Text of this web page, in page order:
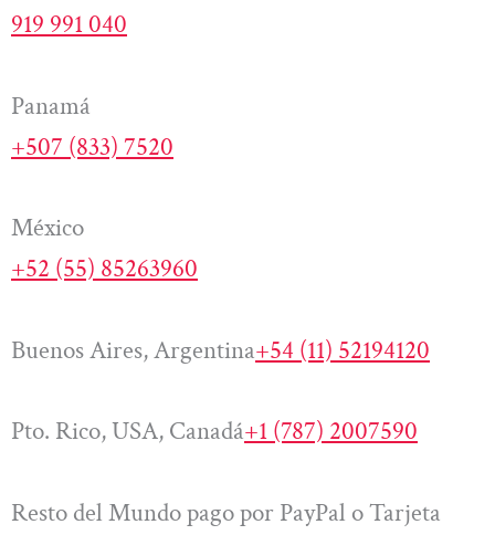
919 991 040
Panamá
+507 (833) 7520
México
+52 (55) 85263960
Buenos Aires, Argentina+54 (11) 52194120
Pto. Rico, USA, Canadá+1 (787) 2007590
Resto del Mundo pago por PayPal o Tarjeta